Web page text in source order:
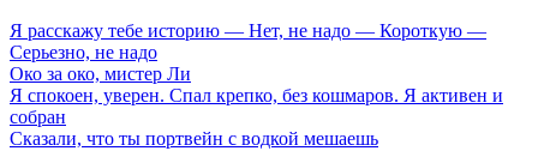
Я расскажу тебе историю — Нет, не надо — Короткую —
Серьезно, не надо
Око за око, мистер Ли
Я спокоен, уверен. Спал крепко, без кошмаров. Я активен и
собран
Сказали, что ты портвейн с водкой мешаешь